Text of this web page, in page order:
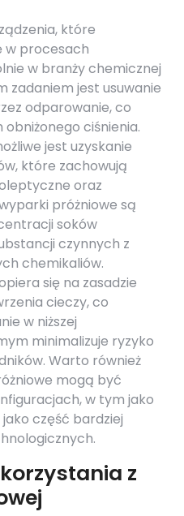
które
w procesach
w branży chemicznej
zadaniem jest usuwanie
odparowanie, co
ciśnienia.
jest uzyskanie
które zachowują
oraz
próżniowe są
soków
czynnych z
chemikaliów.
się na zasadzie
cieczy, co
w niższej
minimalizuje ryzyko
Warto również
mogą być
w tym jako
część bardziej
z